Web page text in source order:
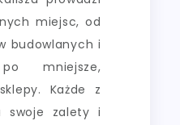
miejsc, od
budowlanych i
mniejsze,
Każde z
swoje zalety i